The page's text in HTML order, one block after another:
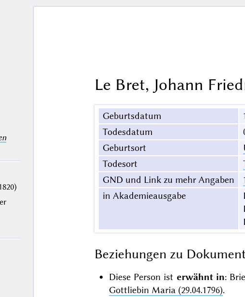
Le Bret, Johann
Geburtsdatum
Todesdatum
Geburtsort
Todesort
GND und Link zu mehr Angaben
in Akademieausgabe
Beziehungen zu
Diese Person ist erwähnt in:
Gottliebin Maria (29.04.1796).